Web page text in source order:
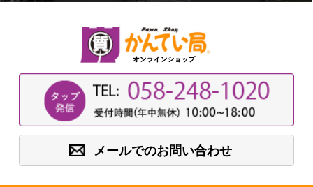
メールでのお問い合わせ